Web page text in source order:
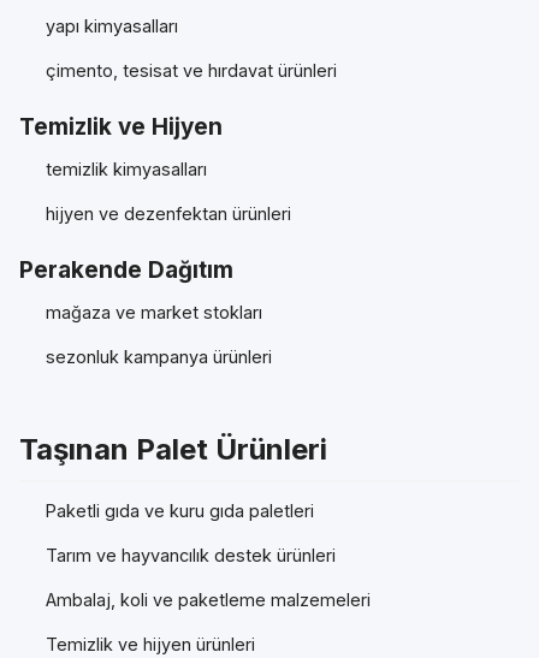
yapı kimyasalları
çimento, tesisat ve hırdavat ürünleri
Temizlik ve Hijyen
temizlik kimyasalları
hijyen ve dezenfektan ürünleri
Perakende Dağıtım
mağaza ve market stokları
sezonluk kampanya ürünleri
Taşınan Palet Ürünleri
Paketli gıda ve kuru gıda paletleri
Tarım ve hayvancılık destek ürünleri
Ambalaj, koli ve paketleme malzemeleri
Temizlik ve hijyen ürünleri